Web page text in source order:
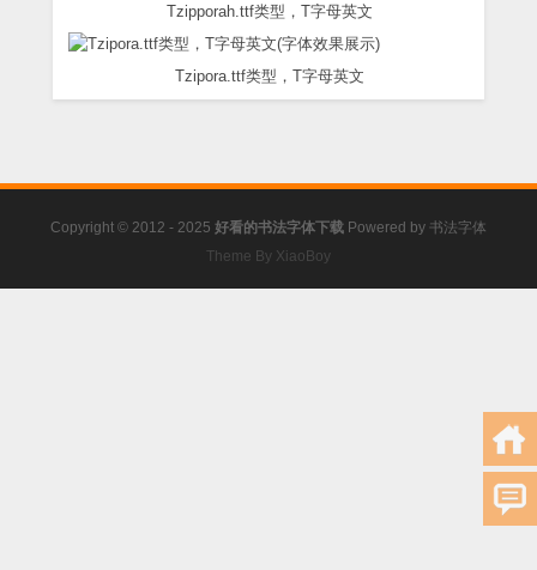
Tzipporah.ttf类型，T字母英文
Tzipora.ttf类型，T字母英文
Copyright © 2012 - 2025 好看的书法字体下载 Powered by 书法字体
Theme By XiaoBoy